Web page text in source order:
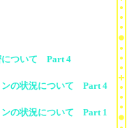
について Part 4
ンの状況について Part 4
ンの状況について Part 1